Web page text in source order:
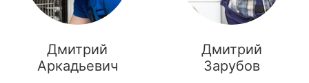
Дмитрий
Аркадьевич
Дмитрий
Зарубов